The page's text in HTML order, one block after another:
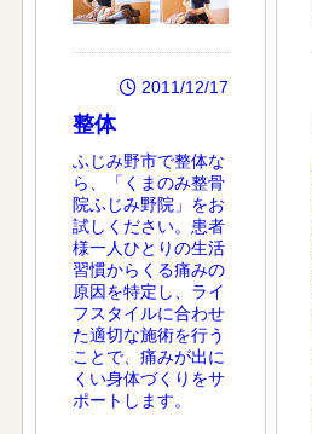
2011/12/17
整体
ふじみ野市で整体な
ら、「くまのみ整骨
院ふじみ野院」をお
試しください。患者
様一人ひとりの生活
習慣からくる痛みの
原因を特定し、ライ
フスタイルに合わせ
た適切な施術を行う
ことで、痛みが出に
くい身体づくりをサ
ポートします。